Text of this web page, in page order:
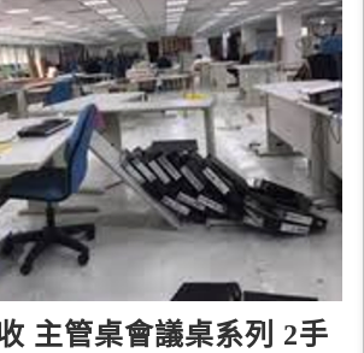
主管桌會議桌系列 2手